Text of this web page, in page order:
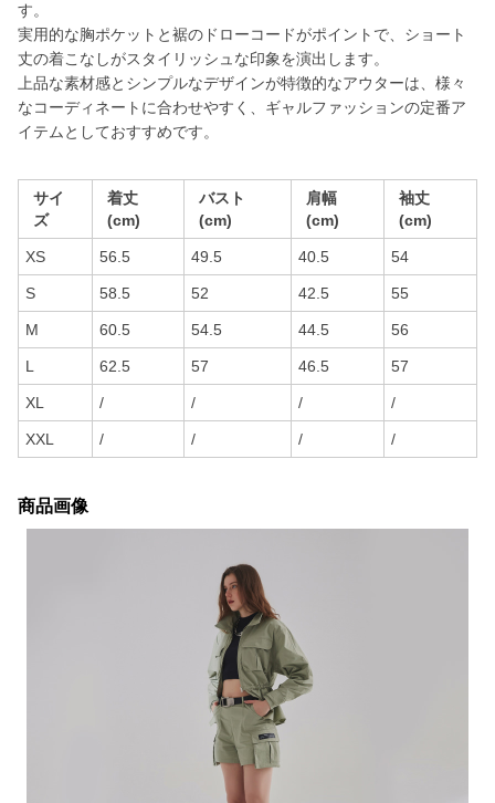
す。
実用的な胸ポケットと裾のドローコードがポイントで、ショート
丈の着こなしがスタイリッシュな印象を演出します。
上品な素材感とシンプルなデザインが特徴的なアウターは、様々
なコーディネートに合わせやすく、ギャルファッションの定番ア
イテムとしておすすめです。
サイ
ズ
着丈
(cm)
バスト
(cm)
肩幅
(cm)
袖丈
(cm)
XS 56.5 49.5 40.5 54
S 58.5 52 42.5 55
M 60.5 54.5 44.5 56
L 62.5 57 46.5 57
XL / / / /
XXL / / / /
商品画像